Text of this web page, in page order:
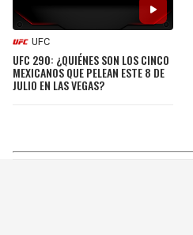
SEAHAWKS
BEARS
PELICANS
SPURS
UFC
UFC 290: ¿QUIÉNES SON LOS CINCO
MEXICANOS QUE PELEAN ESTE 8 DE
JULIO EN LAS VEGAS?